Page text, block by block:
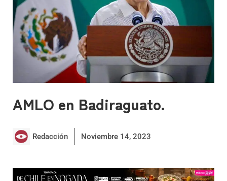
AMLO en Badiraguato.
Redacción Noviembre 14, 2023